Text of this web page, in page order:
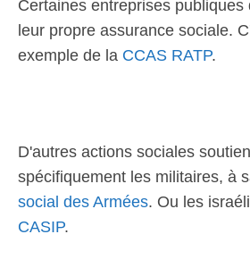
Certaines entreprises
leur propre assurance sociale.
exemple de la CCAS RATP.
D'autres actions sociales
spécifiquement les militaires, à
social des Armées. Ou les
CASIP.